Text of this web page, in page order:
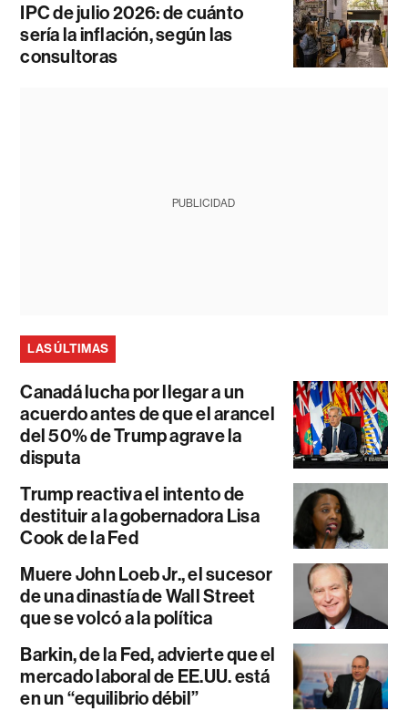
IPC de julio 2026: de cuánto
sería la inflación, según las
consultoras
PUBLICIDAD
LAS ÚLTIMAS
Canadá lucha por llegar a un
acuerdo antes de que el arancel
del 50% de Trump agrave la
disputa
Trump reactiva el intento de
destituir a la gobernadora Lisa
Cook de la Fed
Muere John Loeb Jr., el sucesor
de una dinastía de Wall Street
que se volcó a la política
Barkin, de la Fed, advierte que el
mercado laboral de EE.UU. está
en un “equilibrio débil”